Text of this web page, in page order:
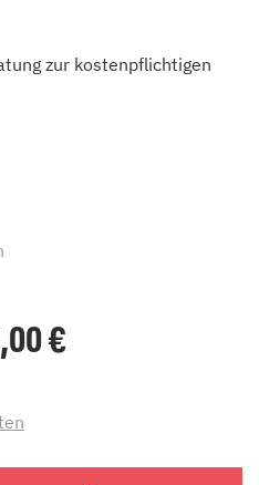
zur kostenpflichtigen
€